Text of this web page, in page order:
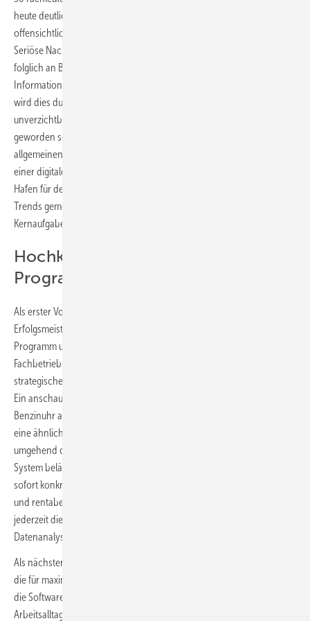
heute deutlich strenger. Auch die Teilnehmer orientieren sich
offensichtlich neu und suchen gezielt nach Internet-Verlässlichkeit.
Seriöse Nachrichtenquellen und fundierte Fachberichte gewinnen
folglich an Bedeutung, denn schließlich ist es wichtig, in der
Informationsflut die Orientierung zu behalten. Besonders deutlich
wird dies durch die Schilderung eines Teilnehmers, der betont, wie
unverzichtbar der direkte Austausch von Mensch zu Mensch für ihn
geworden sei. Diese individuelle Einschätzung spiegelt einen
allgemeinen Trend wider: Echte Netzwerktreffen vor Ort rücken in
einer digitalen Welt spürbar in den Fokus. Sie dienen als sicherer
Hafen für den fachlichen Dialog und als verlässliche Instanz, um neue
Trends gemeinsam auf Herz und Nieren zu prüfen. Genau das ist die
Kernaufgabe des BAUMETALL-Treffs.
Hochkarätige Referenten im
Programm
Als erster Vortragsredner stellt Uwe Engelhardt von der
Erfolgsmeisterei seinen „digitalen Copilot“ für Fachbetriebe vor. Das
Programm unterstützt Unternehmer dabei, die Wirtschaftlichkeit im
Fachbetrieb massiv zu steigern. Die Software fungiert wie ein
strategischer Berater und macht komplexe Daten intuitiv begreifbar.
Ein anschauliches Beispiel ist Engelhardts Vergleich mit einer
Benzinuhr auf dem Armaturenbrett: Leuchtet am Computerbildschirm
eine ähnlich gestaltete Warnanzeige auf, wird der Anwender
umgehend darüber informiert, dass Handlungsbedarf besteht. Das
System belässt es jedoch nicht bei der Warnung, sondern schlägt
sofort konkrete Maßnahmen vor, um die „Fahrt“ des Betriebs sicher
und rentabel fortzusetzen. Laut Engelhardt behalten Inhaber damit
jederzeit die volle Kontrolle über ihre Kennzahlen, ohne vorher zum
Datenanalysten werden zu müssen.
Als nächster Redner präsentiert Florian Buchfink die ToolScan-App,
die für maximale Transparenz in der Werkzeugverwaltung sorgt. Da
die Softwarelösung von einem echten Handwerker direkt aus dem
Arbeitsalltag heraus programmiert wurde, passt sie perfekt in die